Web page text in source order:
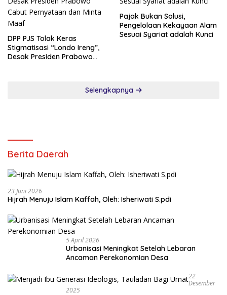
DPP PJS Tolak Keras
Stigmatisasi “Londo Ireng”,
Desak Presiden Prabowo
Pajak Bukan Solusi,
Pengelolaan Kekayaan Alam
Sesuai Syariat adalah Kunci
Selengkapnya
Berita Daerah
23 Juni 2026
Hijrah Menuju Islam Kaffah, Oleh: Isheriwati S.pdi
5 April 2026
Urbanisasi Meningkat Setelah Lebaran
Ancaman Perekonomian Desa
22
Desember
2025